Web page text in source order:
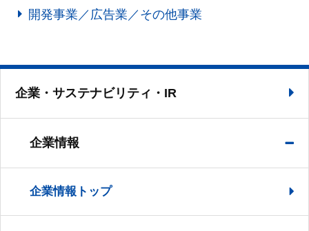
開発事業／広告業／その他事業
企業・サステナビリティ・IR
企業情報
企業情報トップ